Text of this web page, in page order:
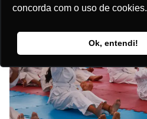
concorda com o uso de cookies.
Ok, entendi!